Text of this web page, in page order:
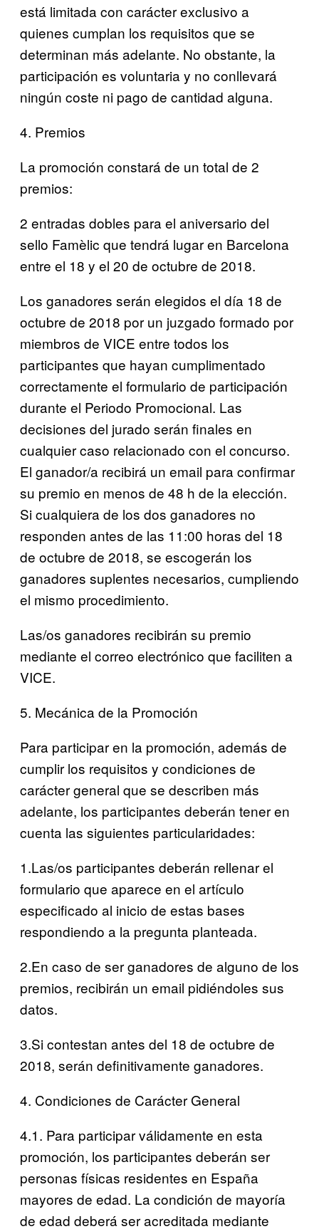
está limitada con carácter exclusivo a
quienes cumplan los requisitos que se
determinan más adelante. No obstante, la
participación es voluntaria y no conllevará
ningún coste ni pago de cantidad alguna.
4. Premios
La promoción constará de un total de 2
premios:
2 entradas dobles para el aniversario del
sello Famèlic que tendrá lugar en Barcelona
entre el 18 y el 20 de octubre de 2018.
Los ganadores serán elegidos el día 18 de
octubre de 2018 por un juzgado formado por
miembros de VICE entre todos los
participantes que hayan cumplimentado
correctamente el formulario de participación
durante el Periodo Promocional. Las
decisiones del jurado serán finales en
cualquier caso relacionado con el concurso.
El ganador/a recibirá un email para confirmar
su premio en menos de 48 h de la elección.
Si cualquiera de los dos ganadores no
responden antes de las 11:00 horas del 18
de octubre de 2018, se escogerán los
ganadores suplentes necesarios, cumpliendo
el mismo procedimiento.
Las/os ganadores recibirán su premio
mediante el correo electrónico que faciliten a
VICE.
5. Mecánica de la Promoción
Para participar en la promoción, además de
cumplir los requisitos y condiciones de
carácter general que se describen más
adelante, los participantes deberán tener en
cuenta las siguientes particularidades:
1.Las/os participantes deberán rellenar el
formulario que aparece en el artículo
especificado al inicio de estas bases
respondiendo a la pregunta planteada.
2.En caso de ser ganadores de alguno de los
premios, recibirán un email pidiéndoles sus
datos.
3.Si contestan antes del 18 de octubre de
2018, serán definitivamente ganadores.
4. Condiciones de Carácter General
4.1. Para participar válidamente en esta
promoción, los participantes deberán ser
personas físicas residentes en España
mayores de edad. La condición de mayoría
de edad deberá ser acreditada mediante